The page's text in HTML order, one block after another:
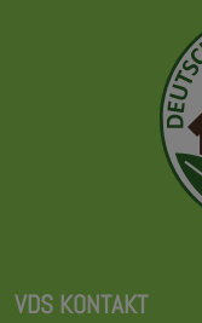
VDS KONTAKT